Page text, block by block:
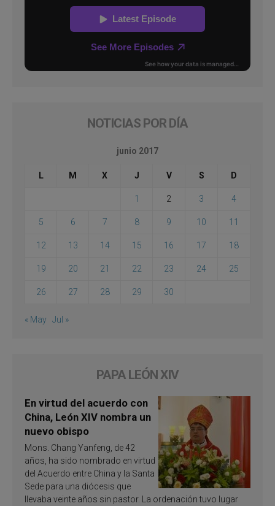
NOTICIAS POR DÍA
junio 2017
L M X J V S D
1 2 3 4
5 6 7 8 9 10 11
12 13 14 15 16 17 18
19 20 21 22 23 24 25
26 27 28 29 30
« May Jul »
PAPA LEÓN XIV
En virtud del acuerdo con
China, León XIV nombra un
nuevo obispo
Mons. Chang Yanfeng, de 42
años, ha sido nombrado en virtud
del Acuerdo entre China y la Santa
Sede para una diócesis que
llevaba veinte años sin pastor. La ordenación tuvo lugar